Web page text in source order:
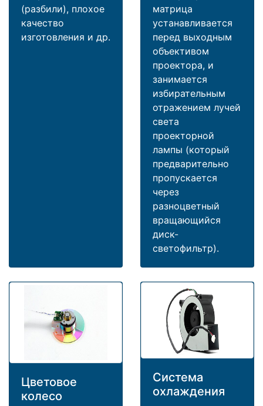
(разбили), плохое
качество
изготовления и др.
матрица
устанавливается
перед выходным
объективом
проектора, и
занимается
избирательным
отражением лучей
света
проекторной
лампы (который
предварительно
пропускается
через
разноцветный
вращающийся
диск-
светофильтр).
Цветовое
колесо
Система
охлаждения